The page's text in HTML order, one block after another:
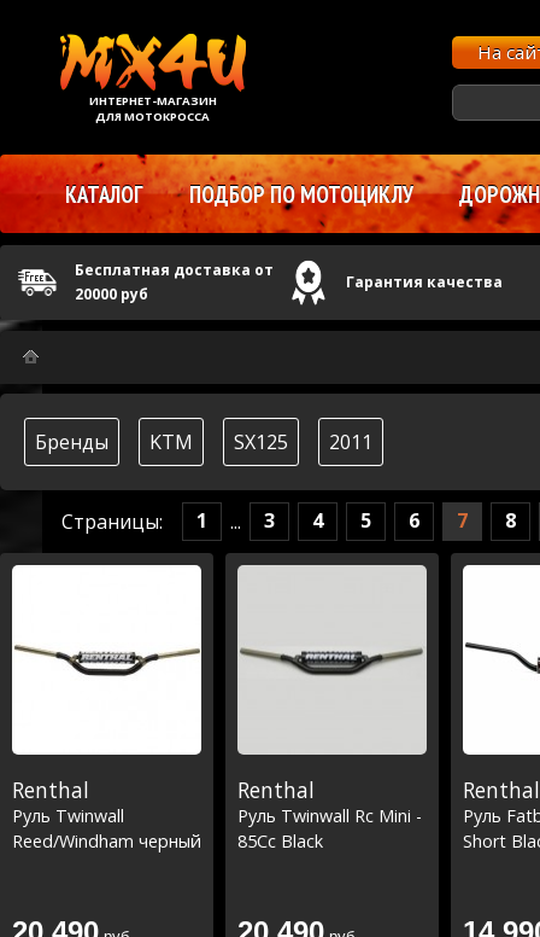
Бренды KTM SX125 2011
Страницы: 1 ... 3 4 5 6 7 8
Renthal
Руль Twinwall
Reed/Windham черный
Renthal
Руль Twinwall Rc Mini -
85Cc Black
Renthal
Руль
Short
ИНТЕРНЕТ-МАГАЗИН
ДЛЯ МОТОКРОССА
На
КАТАЛОГ ПОДБОР ПО МОТОЦИКЛУ
Бесплатная доставка от
20000 руб
Гарантия качества